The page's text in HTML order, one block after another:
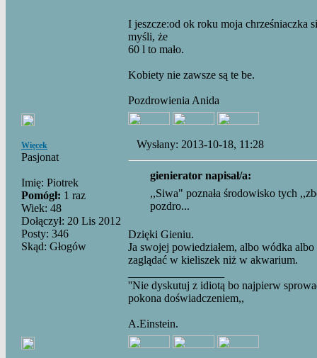
I jeszcze:od ok roku moja chrześniaczka
myśli, że
60 l to mało.
Kobiety nie zawsze są te be.
Pozdrowienia Anida
Więcek
Pasjonat
Imię: Piotrek
Pomógł: 1 raz
Wiek: 48
Dołączył: 20 Lis 2012
Posty: 346
Skąd: Głogów
Wysłany: 2013-10-18, 11:28
gienierator napisał/a:
,,Siwa" poznała środowisko tych
pozdro...
Dzięki Gieniu.
Ja swojej powiedziałem, albo wódka
zaglądać w kieliszek niż w akwarium.
''Nie dyskutuj z idiotą bo najpierw
pokona doświadczeniem,,
A.Einstein.